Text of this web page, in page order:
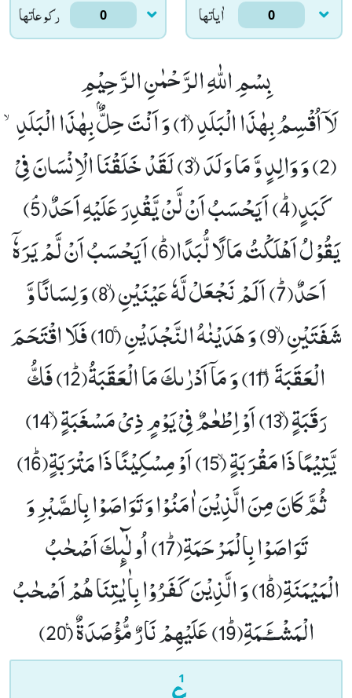
ركوعاتها 0 اٰياتها 0
بِسْمِ اللّٰهِ الرَّحْمٰنِ الرَّحِیْمِ
لَاۤ اُقْسِمُ بِهٰذَا الْبَلَدِۙ (1) وَ اَنْتَ حِلٌّۢ بِهٰذَا الْبَلَدِۙ
(2) وَ وَالِدٍ وَّ مَا وَلَدَۙ (3) لَقَدْ خَلَقْنَا الْاِنْسَانَ فِیْ
كَبَدٍﭤ(4) اَیَحْسَبُ اَنْ لَّنْ یَّقْدِرَ عَلَیْهِ اَحَدٌﭥ(5)
یَقُوْلُ اَهْلَكْتُ مَالًا لُّبَدًاﭤ(6) اَیَحْسَبُ اَنْ لَّمْ یَرَهٗۤ
اَحَدٌﭤ(7) اَلَمْ نَجْعَلْ لَّهٗ عَیْنَیْنِۙ (8) وَ لِسَانًا وَّ
شَفَتَیْنِۙ (9) وَ هَدَیْنٰهُ النَّجْدَیْنِۚ (10)
فَلَا اقْتَحَمَ
الْعَقَبَةَ٘ ۖ (11) وَ مَاۤ اَدْرٰىكَ مَا الْعَقَبَةُﭤ(12)
فَكُّ
رَقَبَةٍۙ (13)
اَوْ اِطْعٰمٌ فِیْ یَوْمٍ ذِیْ مَسْغَبَةٍۙ (14)
یَّتِیْمًا ذَا مَقْرَبَةٍۙ (15)
اَوْ مِسْكِیْنًا ذَا مَتْرَبَةٍﭤ(16)
ثُمَّ كَانَ مِنَ الَّذِیْنَ اٰمَنُوْا وَ تَوَاصَوْا بِالصَّبْرِ وَ
تَوَاصَوْا بِالْمَرْحَمَةِﭤ(17)
اُولٰٓىٕكَ اَصْحٰبُ
الْمَیْمَنَةِﭤ(18)
وَ الَّذِیْنَ كَفَرُوْا بِاٰیٰتِنَا هُمْ اَصْحٰبُ
الْمَشْــٴَـمَةِﭤ(19)
عَلَیْهِمْ نَارٌ مُّؤْصَدَةٌ۠ (20)
1